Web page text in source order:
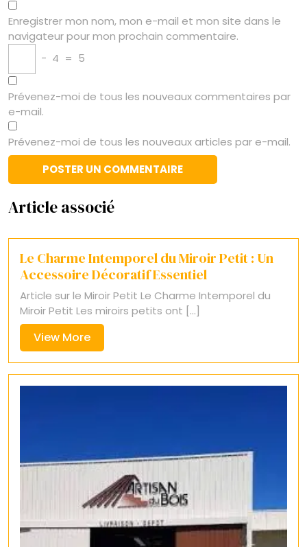
Enregistrer mon nom, mon e-mail et mon site dans le
navigateur pour mon prochain commentaire.
− 4 = 5
Prévenez-moi de tous les nouveaux commentaires par
e-mail.
Prévenez-moi de tous les nouveaux articles par e-mail.
Article associé
Le Charme Intemporel du Miroir Petit : Un
Accessoire Décoratif Essentiel
Article sur le Miroir Petit Le Charme Intemporel du
Miroir Petit Les miroirs petits ont [...]
View MoreView
More